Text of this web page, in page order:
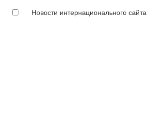
Новости интернационального